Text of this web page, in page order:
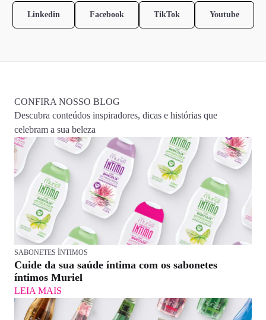
Linkedin Facebook TikTok Youtube
CONFIRA NOSSO BLOG
Descubra conteúdos inspiradores, dicas e histórias que
celebram a sua beleza
SABONETES ÍNTIMOS
Cuide da sua saúde íntima com os sabonetes
íntimos Muriel
LEIA MAIS